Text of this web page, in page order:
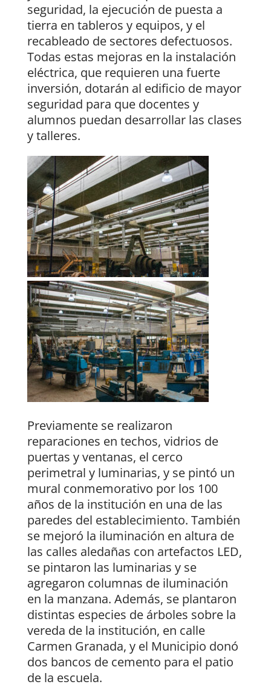
seguridad, la ejecución de puesta a
tierra en tableros y equipos, y el
recableado de sectores defectuosos.
Todas estas mejoras en la instalación
eléctrica, que requieren una fuerte
inversión, dotarán al edificio de mayor
seguridad para que docentes y
alumnos puedan desarrollar las clases
y talleres.
Previamente se realizaron
reparaciones en techos, vidrios de
puertas y ventanas, el cerco
perimetral y luminarias, y se pintó un
mural conmemorativo por los 100
años de la institución en una de las
paredes del establecimiento. También
se mejoró la iluminación en altura de
las calles aledañas con artefactos LED,
se pintaron las luminarias y se
agregaron columnas de iluminación
en la manzana. Además, se plantaron
distintas especies de árboles sobre la
vereda de la institución, en calle
Carmen Granada, y el Municipio donó
dos bancos de cemento para el patio
de la escuela.